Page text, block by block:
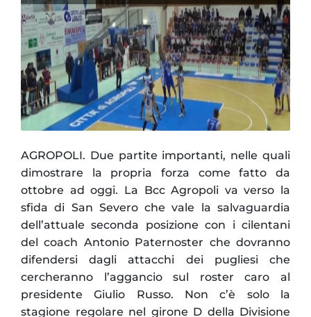
AGROPOLI. Due partite importanti, nelle quali
dimostrare la propria forza come fatto da
ottobre ad oggi. La Bcc Agropoli va verso la
sfida di San Severo che vale la salvaguardia
dell’attuale seconda posizione con i cilentani
del coach Antonio Paternoster che dovranno
difendersi dagli attacchi dei pugliesi che
cercheranno l’aggancio sul roster caro al
presidente Giulio Russo. Non c’è solo la
stagione regolare nel girone D della Divisione